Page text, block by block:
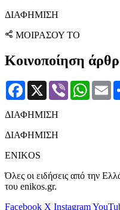
ΔΙΑΦΗΜΙΣΗ
ΜΟΙΡΑΣΟΥ ΤΟ
Κοινοποίηση
Facebook
X Viber
ΔΙΑΦΗΜΙΣΗ
ΔΙΑΦΗΜΙΣΗ
ENIKOS
Όλες οι ειδήσεις από την
του enikos.gr.
Facebook X Instagram